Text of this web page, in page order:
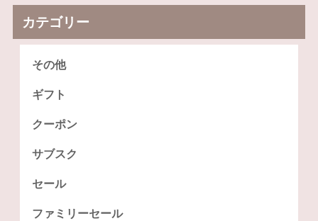
カテゴリー
その他
ギフト
クーポン
サブスク
セール
ファミリーセール